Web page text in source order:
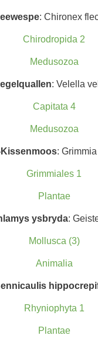
: Chironex
Chirodropida 2
Medusozoa
: Velella
Capitata 4
Medusozoa
:
Grimmiales 1
Plantae
ysbryda:
Mollusca (3)
Animalia
Rhyniophyta 1
Plantae